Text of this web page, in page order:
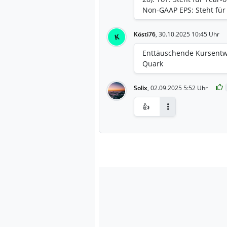
Non-GAAP EPS: Steht
US-
AECO: Steht für
Operations (Architektur,
wichtiges
sich darauf, dass die
gleichmäßig verteilt
konzentriert. AH +6%
K Kösti76, 30.10.2025 10:45 Uhr
Enttäuschende
Quark
Solix, 02.09.2025 5:52 Uhr
👍